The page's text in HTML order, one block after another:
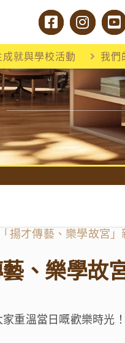
成就與學校活動 我們
、樂學故
重溫當日嘅歡樂時光！